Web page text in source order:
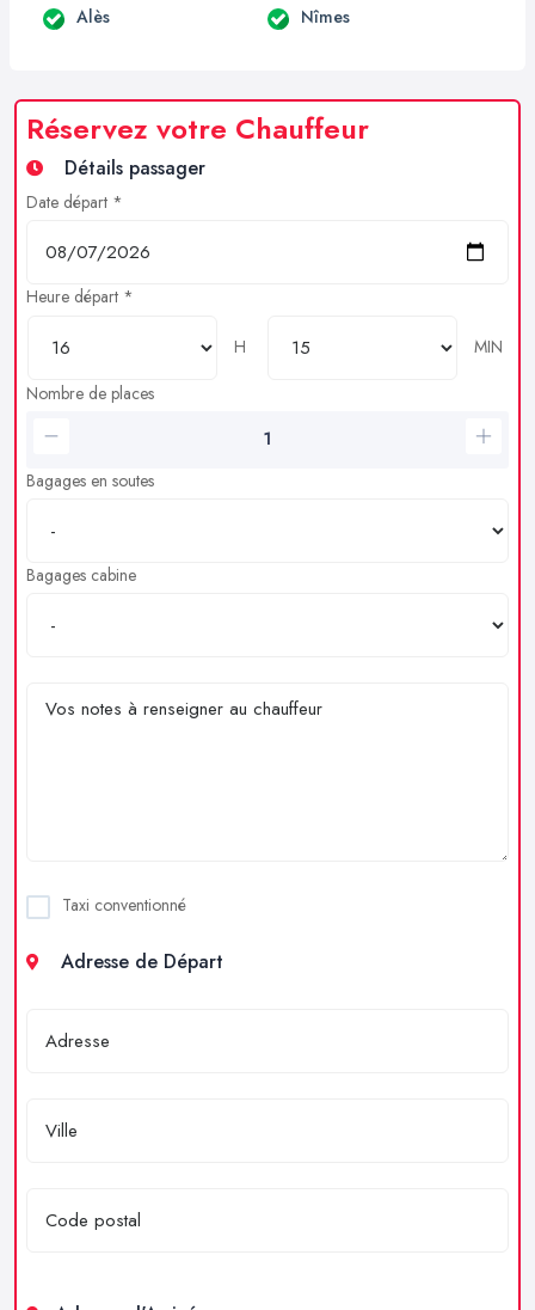
Alès Nîmes
Réservez votre Chauffeur
Détails passager
Date départ *
Heure départ *
H
MIN
Nombre de places
Bagages en soutes
Bagages cabine
Taxi conventionné
Adresse de Départ